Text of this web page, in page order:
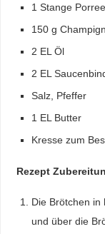
1 Stange Porree
150 g
2 EL Öl
2 EL
Salz, Pfeffer
1 EL Butter
Kresse zum
Rezept
Die Brötchen in
und über die